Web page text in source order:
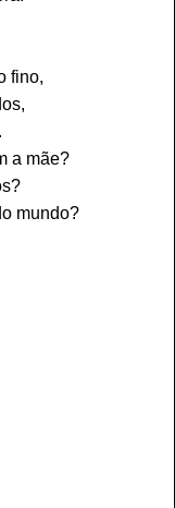
fino,
a mãe?
mundo?